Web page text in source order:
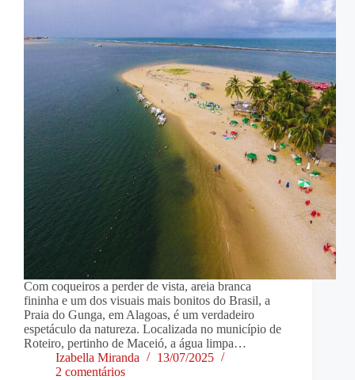
Com coqueiros a perder de vista, areia branca
fininha e um dos visuais mais bonitos do Brasil, a
Praia do Gunga, em Alagoas, é um verdadeiro
espetáculo da natureza. Localizada no município de
Roteiro, pertinho de Maceió, a água limpa…
Izabella Miranda
13/07/2025
2 comentários